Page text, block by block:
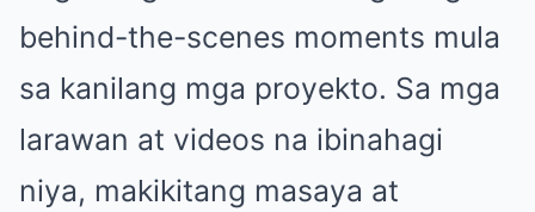
behind-the-scenes moments mula
sa kanilang mga proyekto. Sa mga
larawan at videos na ibinahagi
niya, makikitang masaya at